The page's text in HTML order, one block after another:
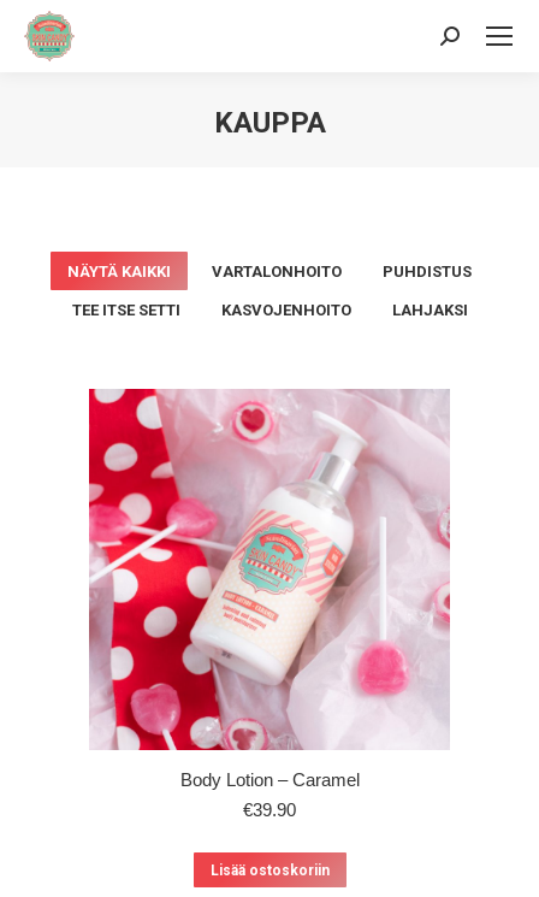
Hae:
KAUPPA
NÄYTÄ KAIKKI VARTALONHOITO PUHDISTUS
TEE ITSE SETTI KASVOJENHOITO LAHJAKSI
Body Lotion – Caramel
€39.90
Lisää ostoskoriin